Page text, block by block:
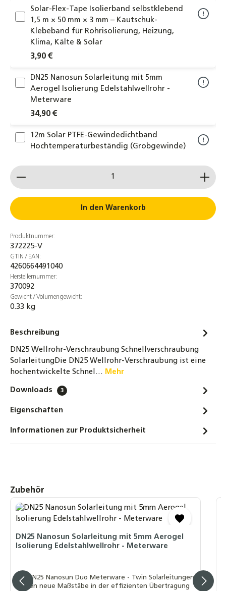
Solar-Flex-Tape Isolierband selbstklebend
1,5 m × 50 mm × 3 mm – Kautschuk-
Klebeband für Rohrisolierung, Heizung,
Klima, Kälte & Solar
3,90 €
DN25 Nanosun Solarleitung mit 5mm
Aerogel Isolierung Edelstahlwellrohr -
Meterware
34,90 €
12m Solar PTFE-Gewindedichtband
Hochtemperaturbeständig (Grobgewinde)
Isolierband für Rohrisolierungen, UV- &
7,5cm für Aerogel Nanosun Wellrohre
4,90 €
Solarflüssigkeit Coracon Sol 5F -28°C
DN25 Solarleitung Doppelwellrohr
Edelstahlwellrohr 14mm Isolierung
237,00 €
Edelstahlwellrohr DN12–DN32 aus Edelstahl
Heizung & Sanitär, hochflexibel,
korrosionsbeständig bis 600 °C
20,90 €
Klemmring für Beulco
DN25
Produkt Anzahl: Gib den gewünschten Wert ein
In den Warenkorb
Produktnummer:
372225-V
GTIN / EAN:
4260664491040
Herstellernummer:
370092
Gewicht / Volumengewicht:
0.33 kg
Beschreibung
DN25 Wellrohr-Verschraubung Schnellverschraubung
SolarleitungDie DN25 Wellrohr-Verschraubung ist eine
hochentwickelte Schnel… Mehr
Downloads 3
Eigenschaften
Informationen zur Produktsicherheit
Produktgalerie überspringen
Zubehör
DN25 Nanosun Solarleitung mit 5mm Aerogel
Isolierung Edelstahlwellrohr - Meterware
Die DN25 Nanosun Duo Meterware - Twin Solarleitungen
setzen neue Maßstäbe in der effizienten Übertragung